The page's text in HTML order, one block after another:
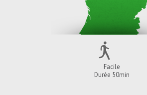
Facile
Durée 50min